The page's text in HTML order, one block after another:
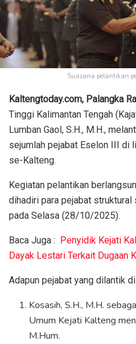
Suasana pelantikan
Kaltengtoday.com, Palangka
Tinggi Kalimantan Tengah
Lumban Gaol, S.H., M.H.,
sejumlah pejabat Eselon III di
se-Kalteng.
Kegiatan pelantikan
dihadiri para pejabat struktural
pada Selasa (28/10/2025).
Baca Juga : Penyidik Kejati
Dayak Lestari Terkait Dugaan
Adapun pejabat yang dilantik di
Kosasih, S.H., M.H.
Umum Kejati Kalteng
M.Hum.